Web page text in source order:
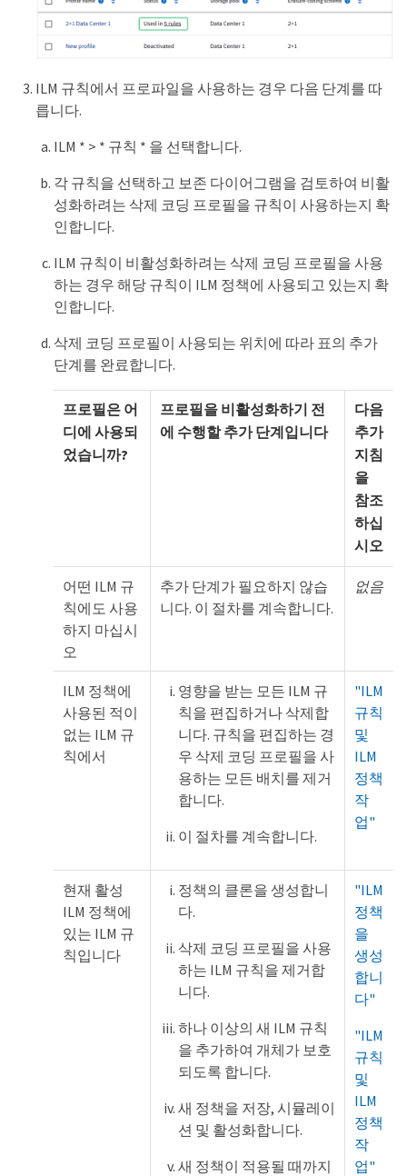
ILM 규칙에서 프로파일을 사용하는 경우 다음 단계를 따
릅니다.
ILM * > * 규칙 * 을 선택합니다.
각 규칙을 선택하고 보존 다이어그램을 검토하여 비활
성화하려는 삭제 코딩 프로필을 규칙이 사용하는지 확
인합니다.
ILM 규칙이 비활성화하려는 삭제 코딩 프로필을 사용
하는 경우 해당 규칙이 ILM 정책에 사용되고 있는지 확
인합니다.
삭제 코딩 프로필이 사용되는 위치에 따라 표의 추가
단계를 완료합니다.
프로필은 어
디에 사용되
었습니까?
프로필을 비활성화하기 전
에 수행할 추가 단계입니다
다음
추가
지침
을
참조
하십
시오
어떤 ILM 규
칙에도 사용
하지 마십시
오
추가 단계가 필요하지 않습
니다. 이 절차를 계속합니다.
없음
ILM 정책에
사용된 적이
없는 ILM 규
칙에서
영향을 받는 모든 ILM 규
칙을 편집하거나 삭제합
니다. 규칙을 편집하는 경
우 삭제 코딩 프로필을 사
용하는 모든 배치를 제거
합니다.
이 절차를 계속합니다.
"ILM
규칙
및
ILM
정책
작
업"
현재 활성
ILM 정책에
있는 ILM 규
칙입니다
정책의 클론을 생성합니
다.
삭제 코딩 프로필을 사용
하는 ILM 규칙을 제거합
니다.
하나 이상의 새 ILM 규칙
을 추가하여 개체가 보호
되도록 합니다.
새 정책을 저장, 시뮬레이
션 및 활성화합니다.
새 정책이 적용될 때까지
"ILM
정책
을
생성
합니
다"
"ILM
규칙
및
ILM
정책
작
업"